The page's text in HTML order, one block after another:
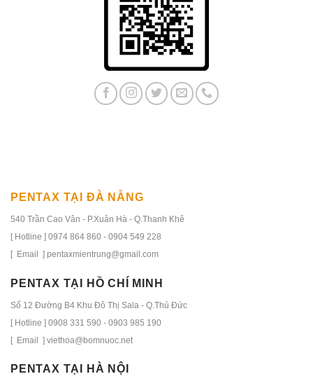
PENTAX TẠI ĐÀ NẴNG
540 Trần Cao Vân - P.Xuân Hà - Q.Thanh Khê
[ Hotline ] 0974 864 860 - 0904 549 228
[ Email ] pentaxmientrung@gmail.com
PENTAX TẠI HỒ CHÍ MINH
Số 12 Đường B4 Khu Đô Thị Sala - Q.Thủ Đức
[ Hotline ] 0908 331 590 - 0903 985 190
[ Email ] viethoa@bomnuoc.net
PENTAX TẠI HÀ NỘI